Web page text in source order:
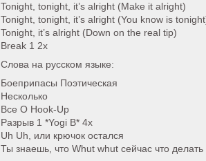
Tonight, tonight, it’s alright (Make it alright)
Tonight, tonight, it’s alright (You know is
Tonight, it’s alright (Down on the real tip)
Break 1 2x
Слова на русском языке:
Боеприпасы Поэтическая
Несколько
Все О Hook-Up
Разрыв 1 *Yogi B* 4x
Uh Uh, или крючок остался
Ты знаешь, что Whut whut сейчас что делать